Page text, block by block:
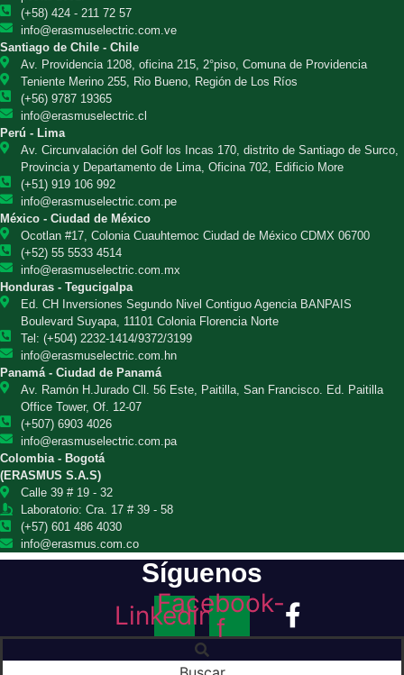
(+58) 424 - 211 72 57
info@erasmuselectric.com.ve
Santiago de Chile - Chile
Av. Providencia 1208, oficina 215, 2°piso, Comuna de Providencia
Teniente Merino 255, Rio Bueno, Región de Los Ríos
(+56) 9787 19365
info@erasmuselectric.cl
Perú - Lima
Av. Circunvalación del Golf los Incas 170, distrito de Santiago de Surco,
Provincia y Departamento de Lima, Oficina 702, Edificio More
(+51) 919 106 992
info@erasmuselectric.com.pe
México - Ciudad de México
Ocotlan #17, Colonia Cuauhtemoc Ciudad de México CDMX 06700
(+52) 55 5533 4514
info@erasmuselectric.com.mx
Honduras - Tegucigalpa
Ed. CH Inversiones Segundo Nivel Contiguo Agencia BANPAIS
Boulevard Suyapa, 11101 Colonia Florencia Norte
Tel: (+504) 2232-1414/9372/3199
info@erasmuselectric.com.hn
Panamá - Ciudad de Panamá
Av. Ramón H.Jurado Cll. 56 Este, Paitilla, San Francisco. Ed. Paitilla
Office Tower, Of. 12-07
(+507) 6903 4026
info@erasmuselectric.com.pa
Colombia - Bogotá
(ERASMUS S.A.S)
Calle 39 # 19 - 32
Laboratorio: Cra. 17 # 39 - 58
(+57) 601 486 4030
info@erasmus.com.co
Síguenos
Linkedin
Facebook-
f